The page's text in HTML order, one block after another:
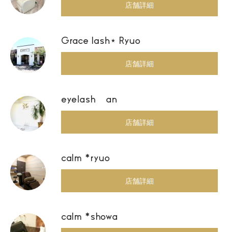
店舗詳細
Grace lash⋆ Ryuo
店舗詳細
eyelash an
店舗詳細
calm *ryuo
店舗詳細
calm *showa